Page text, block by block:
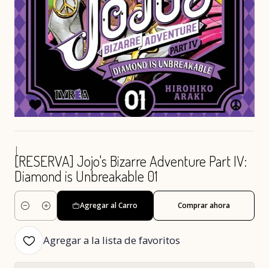
|
[RESERVA] Jojo's Bizarre Adventure Part IV:
Diamond is Unbreakable 01
Cantidad
Agregar al Carro Comprar ahora
Agregar a la lista de favoritos